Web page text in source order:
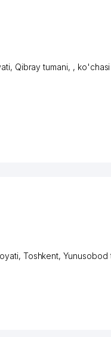
, Qibray tumani, , ko'chasi
, Toshkent,Yunusobod